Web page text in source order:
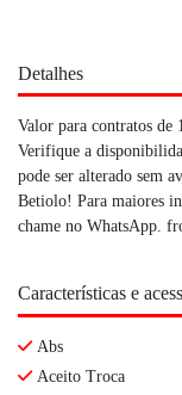
Detalhes
Valor para contratos de
Verifique a
pode ser alterado sem
Betiolo! Para maiores
chame no WhatsApp.
Características e
Abs
Aceito Troca